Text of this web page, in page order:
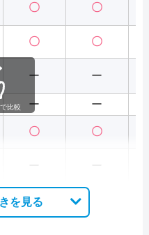
〇 〇
〇 〇
ー ー
ー ー
〇 〇
比較
を見る